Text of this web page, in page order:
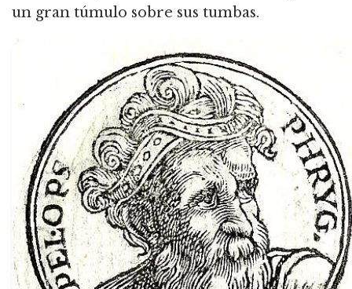
un gran túmulo sobre sus tumbas.